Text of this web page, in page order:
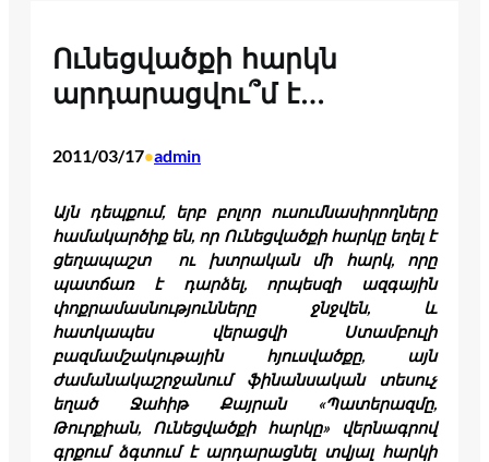
Ունեցվածքի հարկն
արդարացվու՞մ է…
2011/03/17•admin
Այն դեպքում, երբ բոլոր ուսումնասիրողները
համակարծիք են, որ Ունեցվածքի հարկը եղել է
ցեղապաշտ ու խտրական մի հարկ, որը
պատճառ է դարձել, որպեսզի ազգային
փոքրամասնությունները ջնջվեն, և
հատկապես վերացվի Ստամբուլի
բազմամշակութային հյուսվածքը, այն
ժամանակաշրջանում ֆինանսական տեսուչ
եղած Ջահիթ Քայրան «Պատերազմը,
Թուրքիան, Ունեցվածքի հարկը» վերնագրով
գրքում ձգտում է արդարացնել տվյալ հարկի